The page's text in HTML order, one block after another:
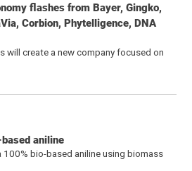
flashes from Bayer, Gingko,
Corbion, Phytelligence, DNA
will create a new company focused on
aniline
bio-based aniline using biomass